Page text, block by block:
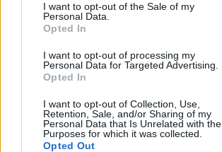
I want to opt-out of the Sale of my
Personal Data.
Opted In
I want to opt-out of processing my
Personal Data for Targeted Advertising.
Opted In
I want to opt-out of Collection, Use,
Retention, Sale, and/or Sharing of my
Personal Data that Is Unrelated with the
Purposes for which it was collected.
Opted Out
Receptas